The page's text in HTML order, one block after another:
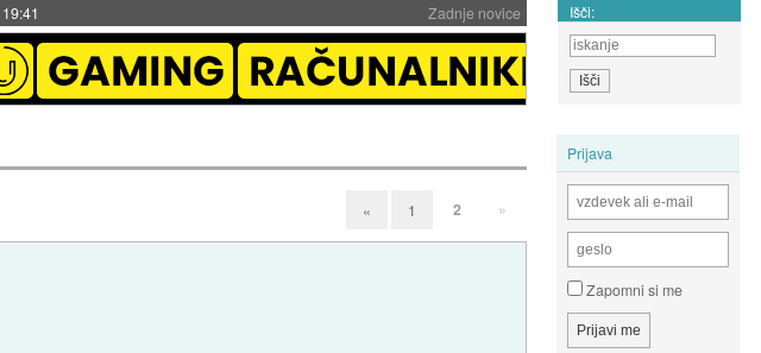
Zadnje novice Išči:
Prijava
Zapomni si me
« 1 2 »